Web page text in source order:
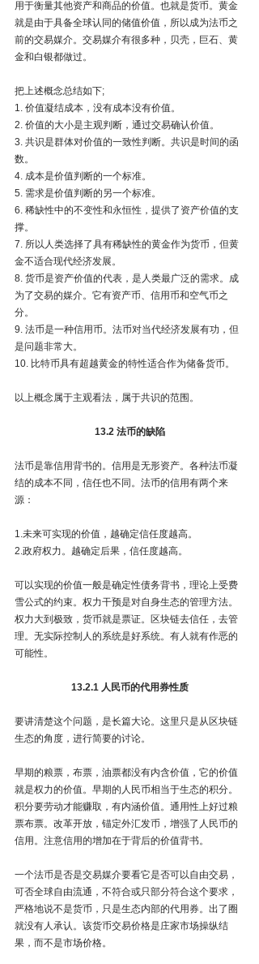
用于衡量其他资产和商品的价值。也就是货币。黄金
就是由于具备全球认同的储值价值，所以成为法币之
前的交易媒介。交易媒介有很多种，贝壳，巨石、黄
金和白银都做过。
把上述概念总结如下;
1. 价值凝结成本，没有成本没有价值。
2. 价值的大小是主观判断，通过交易确认价值。
3. 共识是群体对价值的一致性判断。共识是时间的函
数。
4. 成本是价值判断的一个标准。
5. 需求是价值判断的另一个标准。
6. 稀缺性中的不变性和永恒性，提供了资产价值的支
撑。
7. 所以人类选择了具有稀缺性的黄金作为货币，但黄
金不适合现代经济发展。
8. 货币是资产价值的代表，是人类最广泛的需求。成
为了交易的媒介。它有资产币、信用币和空气币之
分。
9. 法币是一种信用币。法币对当代经济发展有功，但
是问题非常大。
10. 比特币具有超越黄金的特性适合作为储备货币。
以上概念属于主观看法，属于共识的范围。
13.2 法币的缺陷
法币是靠信用背书的。信用是无形资产。各种法币凝
结的成本不同，信任也不同。法币的信用有两个来
源：
1.未来可实现的价值，越确定信任度越高。
2.政府权力。越确定后果，信任度越高。
可以实现的价值一般是确定性债务背书，理论上受费
雪公式的约束。权力干预是对自身生态的管理方法。
权力大到极致，货币就是票证。区块链去信任，去管
理。无实际控制人的系统是好系统。有人就有作恶的
可能性。
13.2.1 人民币的代用券性质
要讲清楚这个问题，是长篇大论。这里只是从区块链
生态的角度，进行简要的讨论。
早期的粮票，布票，油票都没有内含价值，它的价值
就是权力的价值。早期的人民币相当于生态的积分。
积分要劳动才能赚取，有内涵价值。通用性上好过粮
票布票。改革开放，锚定外汇发币，增强了人民币的
信用。注意信用的增加在于背后的价值背书。
一个法币是否是交易媒介要看它是否可以自由交易，
可否全球自由流通，不符合或只部分符合这个要求，
严格地说不是货币，只是生态内部的代用券。出了圈
就没有人承认。该货币交易价格是庄家市场操纵结
果，而不是市场价格。